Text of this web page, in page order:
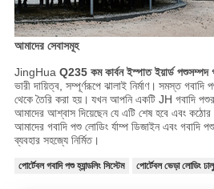
আমাদের সেবাসমূহ
JingHua Q235 কম কার্বন ইস্পাত ইয়ার্ড
ভারী দায়িত্ব, সম্পূর্ণরূপে ঝালাই নির্মাণ। সমস্ত গবাদি
থেকে তৈরি করা হয়। যখন আপনি একটি JH গবাদি
আমাদের আশ্বাস দিয়েছেন যে এটি শেষ হবে এবং
আমাদের গবাদি পশু লোডিং র্যাম্প ডিজাইন এবং গবাদি
ব্যবহার সহজ্যে নির্মিত।
পোর্টেবল গবাদি পশু হ্যান্ডলিং সিস্টেম পোর্টেবল ভেড়া লোডিং ঢালু